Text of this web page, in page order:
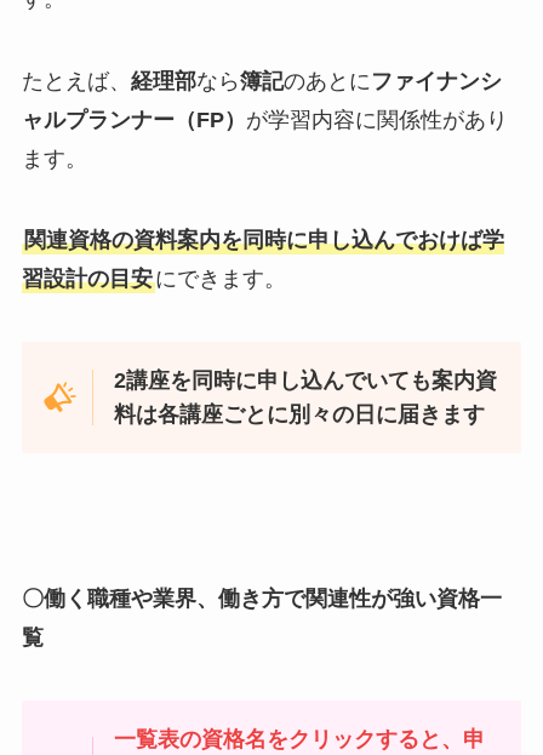
たとえば、 経理部なら簿記のあとに ファイナンシ
ャルプランナー（FP） が学習内容に関係性があり
ます。
関連資格の資料案内を同時に申し込んでおけば学
習設計の目安にできます。
2講座を同時に申し込んでいても案内資
料は各講座ごとに別々の日に届きます
〇働く職種や業界、働き方で関連性が強い資格一
覧
一覧表の資格名をクリックすると、申